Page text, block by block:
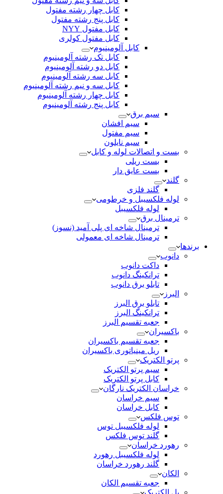
کابل چهار رشته مفتول
کابل پنج رشته مفتول
کابل مفتول NYY
کابل مفتول کولری
کابل آلومینیوم
کابل تک رشته آلومینیوم
کابل دو رشته آلومینیوم
کابل سه رشته آلومینیوم
کابل سه و نیم رشته آلومینیوم
کابل چهار رشته آلومینیوم
کابل پنج رشته آلومینیوم
سیم برق
سیم افشان
سیم مفتول
سیم نایلون
بست و اتصالات لوله و کابل
بست ریلی
بست عایق دار
گلند
گلند فلزی
لوله فلکسیبل و خرطومی
لوله فلکسیبل
ترمینال برق
ترمینال شاخه ای پلی آمید (نسوز)
ترمینال شاخه ای معمولی
برندها
دانوب
داکت دانوب
ترانکینگ دانوب
تابلو برق دانوب
البرز
تابلو برق البرز
ترانکینگ البرز
جعبه تقسیم البرز
باکسیران
جعبه تقسیم باکسیران
ریل مینیاتوری باکسیران
پرتو الکتریک
سیم پرتو الکتریک
کابل پرتو الکتریک
خراسان الکتریک نارگان
سیم خراسان
کابل خراسان
توس فلکس
لوله فلکسیبل توس
گلند توس فلکس
رهورد خراسان
لوله فلکسیبل رهورد
گلند رهورد خراسان
الکان
جعبه تقسیم الکان
پل الکتریک